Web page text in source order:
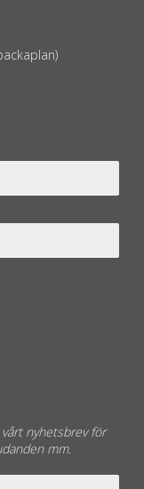
nyhetsbrev för
mm.